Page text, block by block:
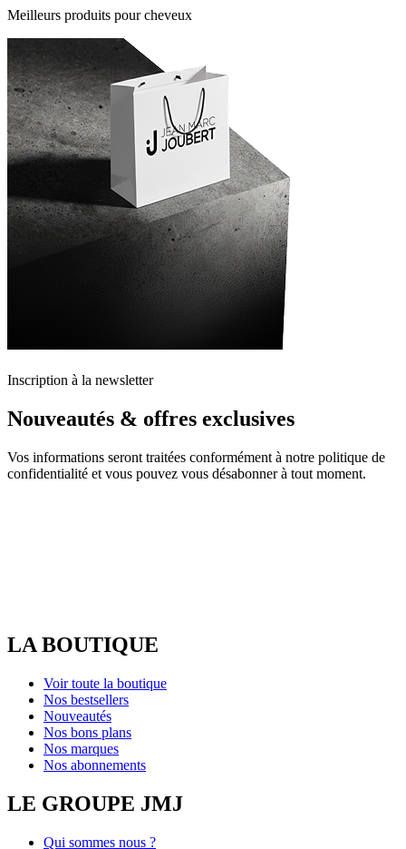
Meilleurs produits pour cheveux
Inscription à la newsletter
Nouveautés & offres exclusives
Vos informations seront traitées conformément à notre politique de
confidentialité et vous pouvez vous désabonner à tout moment.
LA BOUTIQUE
Voir toute la boutique
Nos bestsellers
Nouveautés
Nos bons plans
Nos marques
Nos abonnements
LE GROUPE JMJ
Qui sommes nous ?